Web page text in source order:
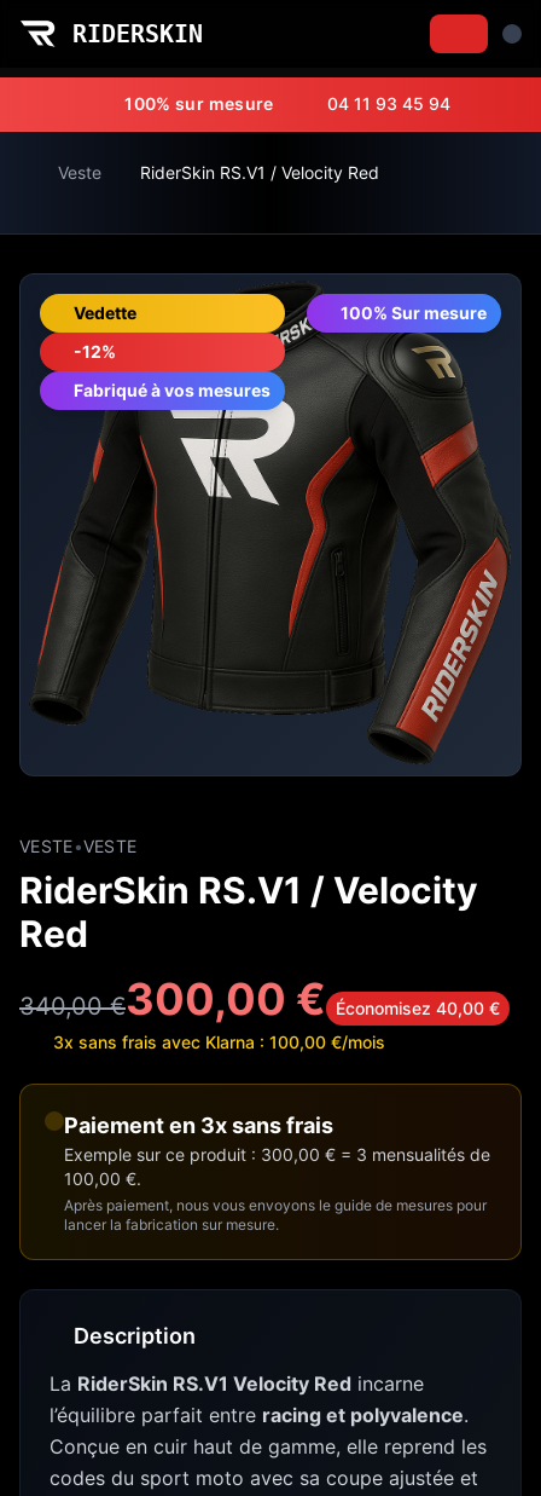
RiderSkin RS.V1 / Velocity Red - RiderSkin
RIDERSKIN
100% sur mesure 04 11 93 45 94
Veste RiderSkin RS.V1 / Velocity Red
Vedette
-12%
Fabriqué à vos mesures
100% Sur mesure
VESTE•VESTE
RiderSkin RS.V1 / Velocity
Red
340,00 €300,00 €
Économisez 40,00 €
3x sans frais avec Klarna : 100,00 €/mois
Paiement en 3x sans frais
Exemple sur ce produit : 300,00 € = 3 mensualités de
100,00 €.
Après paiement, nous vous envoyons le guide de mesures pour
lancer la fabrication sur mesure.
Description
La RiderSkin RS.V1 Velocity Red incarne
l’équilibre parfait entre racing et polyvalence.
Conçue en cuir haut de gamme, elle reprend les
codes du sport moto avec sa coupe ajustée et